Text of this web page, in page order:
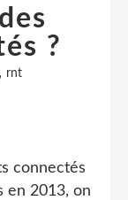
?
, rnt
connectés
en 2013, on